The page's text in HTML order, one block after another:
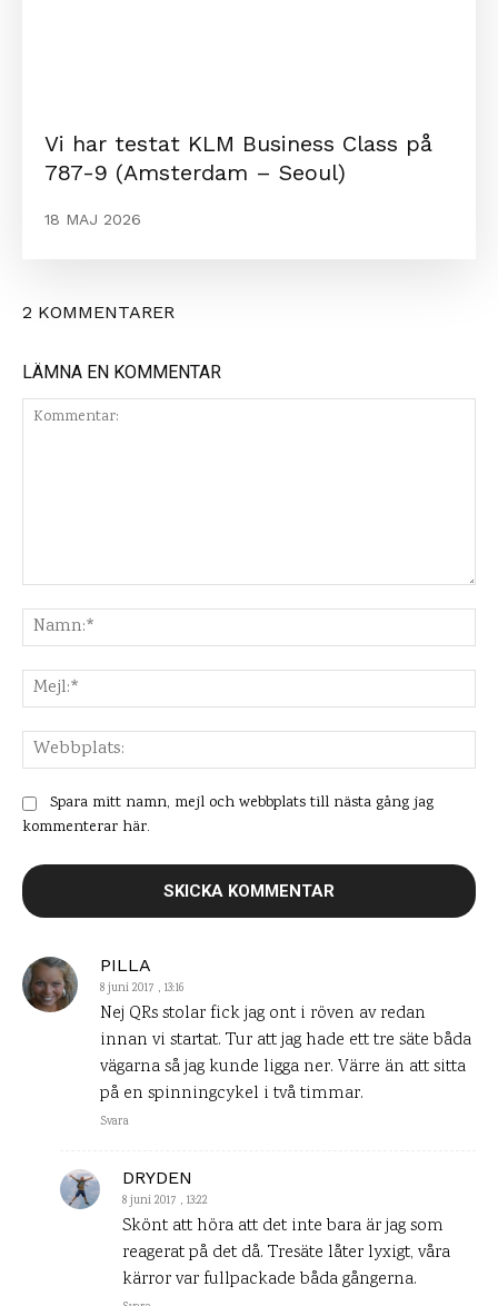
Vi har testat KLM Business Class på
787-9 (Amsterdam – Seoul)
18 MAJ 2026
2 KOMMENTARER
PILLA
8 juni 2017 , 13:16
Nej QRs stolar fick jag ont i röven av redan
innan vi startat. Tur att jag hade ett tre säte båda
vägarna så jag kunde ligga ner. Värre än att sitta
på en spinningcykel i två timmar.
Svara
DRYDEN
8 juni 2017 , 13:22
Skönt att höra att det inte bara är jag som
reagerat på det då. Tresäte låter lyxigt, våra
kärror var fullpackade båda gångerna.
LÄMNA EN KOMMENTAR
Spara mitt namn, mejl och webbplats till nästa gång jag
kommenterar här.